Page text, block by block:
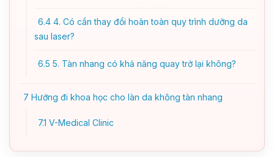
6.4 4. Có cần thay đổi hoàn toàn quy trình dưỡng da
sau laser?
6.5 5. Tàn nhang có khả năng quay trở lại không?
7 Hướng đi khoa học cho làn da không tàn nhang
7.1 V-Medical Clinic